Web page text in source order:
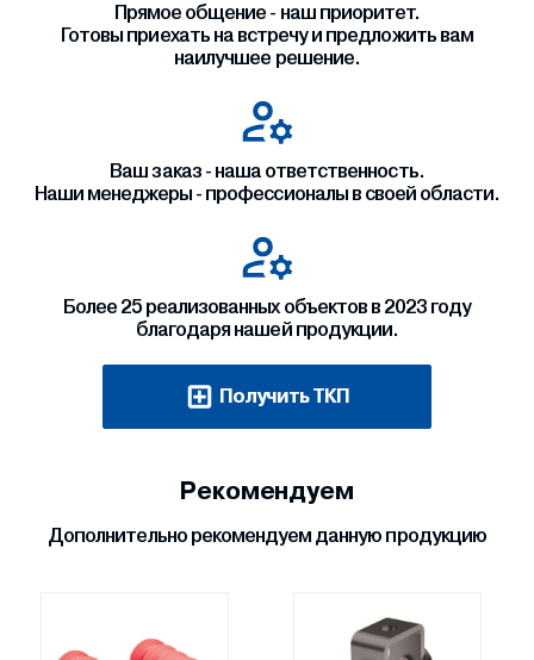
Прямое общение - наш приоритет.
Готовы приехать на встречу и предложить вам
наилучшее решение.
Ваш заказ - наша ответственность.
Наши менеджеры - профессионалы в своей области.
Более 25 реализованных объектов в 2023 году
благодаря нашей продукции.
Получить ТКП
Рекомендуем
Дополнительно рекомендуем данную продукцию